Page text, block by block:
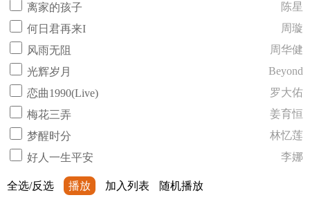
离家的孩子
陈星
何日君再来I
周璇
风雨无阻
周华健
光辉岁月
Beyond
恋曲1990(Live)
罗大佑
梅花三弄
姜育恒
梦醒时分
林忆莲
好人一生平安
李娜
全选/反选 播放 加入列表 随机播放